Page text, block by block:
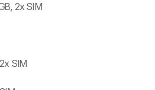
2x SIM
SIM